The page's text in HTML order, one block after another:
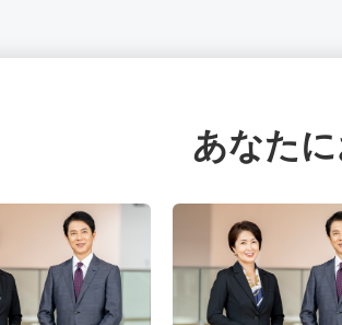
あなた